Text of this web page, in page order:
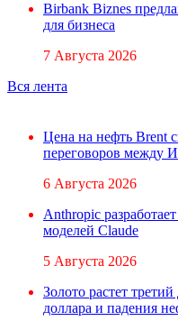
Birbank Biznes
для бизнеса
7 Августа 2026
Вся лента
Цена на нефть Brent
переговоров между
6 Августа 2026
Anthropic
моделей Claude
5 Августа 2026
Золото растет
доллара и падения